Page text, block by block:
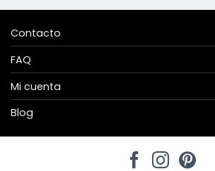
Contacto
FAQ
Mi cuenta
Blog